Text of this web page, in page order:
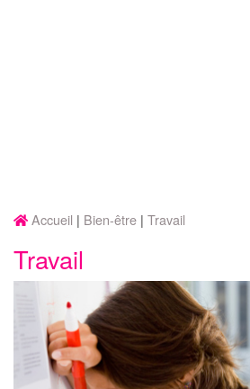
Accueil Bien-être Travail
Travail